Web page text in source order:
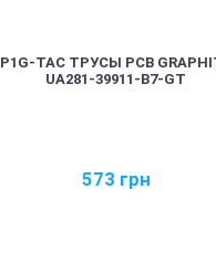
P1G-TAC ТРУСЫ PCB
UA281-39911-B7-GT
573 грн